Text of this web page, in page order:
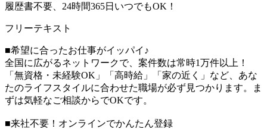
履歴書不要、24時間365日いつでもOK！
フリーテキスト
■希望に合ったお仕事がイッパイ♪
全国に広がるネットワークで、案件数は常時1万件以上！
「無資格・未経験OK」「高時給」「家の近く」など、あな
たのライフスタイルに合わせた職場が必ず見つかります。ま
ずは気軽なご相談からでOKです。
■来社不要！オンラインでかんたん登録